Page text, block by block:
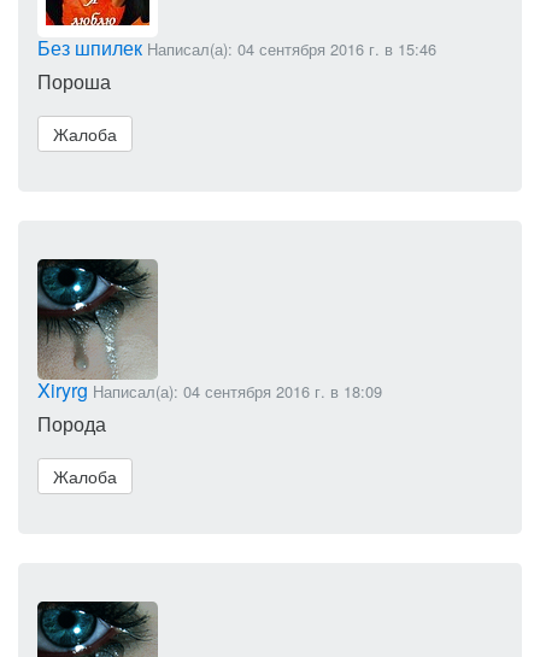
Без шпилек Написал(а): 04 сентября 2016 г. в 15:46
Пороша
Жалоба
Xiryrg Написал(а): 04 сентября 2016 г. в 18:09
Порода
Жалоба